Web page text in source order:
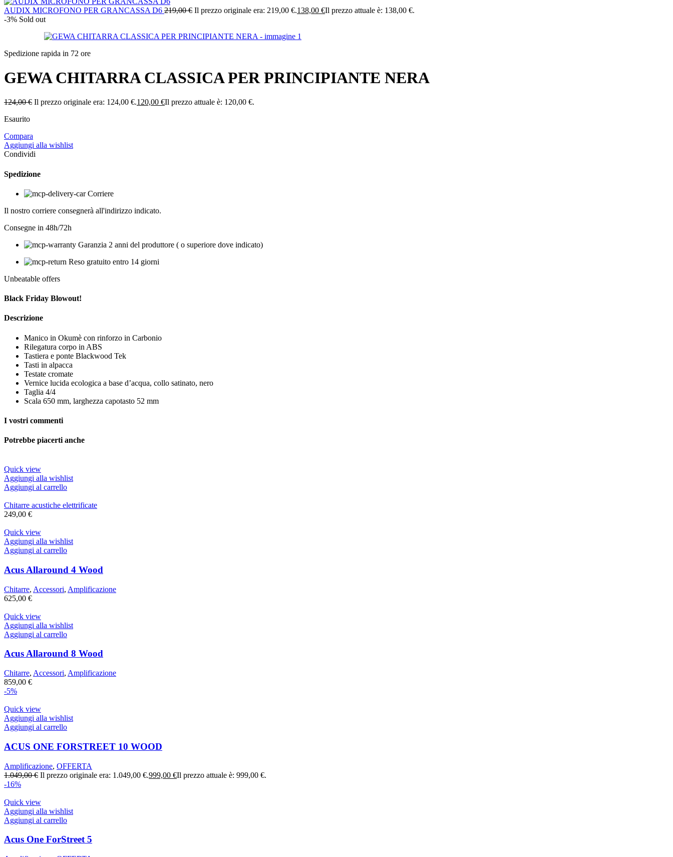
AUDIX MICROFONO PER GRANCASSA D6 219,00€ Il prezzo originale era: 219,00 €.138,00 €Il prezzo attuale è: 138,00 €.
-3% Sold out
Spedizione rapida in 72 ore
GEWA CHITARRA CLASSICA PER PRINCIPIANTE NERA
124,00€ Il prezzo originale era: 124,00 €.120,00 €Il prezzo attuale è: 120,00 €.
Esaurito
Compara
Aggiungi alla wishlist
Condividi
Spedizione
Corriere
Il nostro corriere consegnerà all'indirizzo indicato.
Consegne in 48h/72h
Garanzia 2 anni del produttore ( o superiore dove indicato)
Reso gratuito entro 14 giorni
Unbeatable offers
Black Friday Blowout!
Descrizione
Manico in Okumè con rinforzo in Carbonio
Rilegatura corpo in ABS
Tastiera e ponte Blackwood Tek
Tasti in alpacca
Testate cromate
Vernice lucida ecologica a base d’acqua, collo satinato, nero
Taglia 4/4
Scala 650 mm, larghezza capotasto 52 mm
I vostri commenti
Potrebbe piacerti anche
Quick view
Aggiungi alla wishlist
Aggiungi al carrello
Chitarre acustiche elettrificate
249,00 €
Quick view
Aggiungi alla wishlist
Aggiungi al carrello
Acus Allaround 4 Wood
Chitarre, Accessori, Amplificazione
625,00 €
Quick view
Aggiungi alla wishlist
Aggiungi al carrello
Acus Allaround 8 Wood
Chitarre, Accessori, Amplificazione
859,00 €
-5%
Quick view
Aggiungi alla wishlist
Aggiungi al carrello
ACUS ONE FORSTREET 10 WOOD
Amplificazione, OFFERTA
1.049,00€ Il prezzo originale era: 1.049,00 €.999,00 €Il prezzo attuale è: 999,00 €.
-16%
Quick view
Aggiungi alla wishlist
Aggiungi al carrello
Acus One ForStreet 5